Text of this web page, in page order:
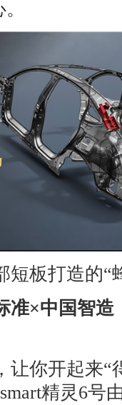
短板打造的“
准×中国智造
让你开起来“
精灵6号